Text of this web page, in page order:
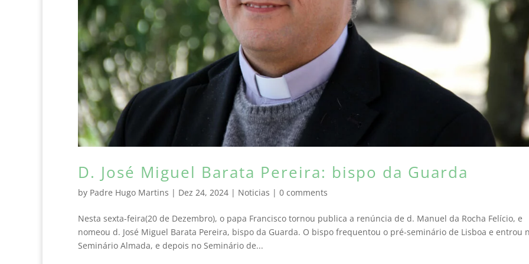
D. José Miguel Barata Pereira: bispo da Guarda
by Padre Hugo Martins | Dez 24, 2024 | Noticias | 0 comments
Nesta sexta-feira(20 de Dezembro), o papa Francisco tornou publica a renúncia de d. Manuel da Rocha Felício, e
nomeou d. José Miguel Barata Pereira, bispo da Guarda. O bispo frequentou o pré-seminário de Lisboa e entrou
Seminário Almada, e depois no Seminário de...